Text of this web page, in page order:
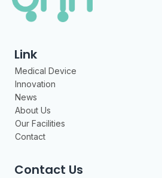
Link
Medical Device
Innovation
News
About Us
Our Facilities
Contact
Contact Us